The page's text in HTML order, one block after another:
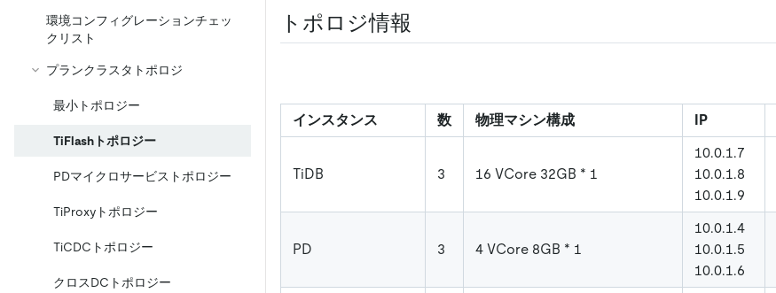
環境コンフィグレーションチェッ
クリスト
プランクラスタトポロジ
最小トポロジー
TiFlashトポロジー
PDマイクロサービストポロジー
TiProxyトポロジー
TiCDCトポロジー
クロスDCトポロジー
トポロジ情報
インスタンス 数 物理マシン構成 IP
TiDB 3 16 VCore 32GB * 1
10.0.1.7
10.0.1.8
10.0.1.9
PD 3 4 VCore 8GB * 1
10.0.1.4
10.0.1.5
10.0.1.6